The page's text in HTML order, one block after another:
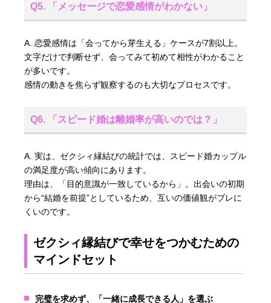
Q5. 「メッセージで恋愛感情がわかない」
A. 恋愛感情は「会ってから芽生える」ケースが7割以上。
文字だけで判断せず、会ってみて初めて相性がわかること
が多いです。
感情の動きを焦らず観察するのも大切なプロセスです。
Q6. 「スピード婚は離婚率が高いのでは？」
A. 実は、ゼクシィ縁結びの統計では、スピード婚カップル
の満足度が高い傾向にあります。
理由は、「目的意識が一致しているから」。出会いの初期
から“結婚を前提”としているため、互いの価値観がブレに
くいのです。
ゼクシィ縁結びで幸せをつかむための
マインドセット
完璧を求めず、「一緒に成長できる人」を選ぶ